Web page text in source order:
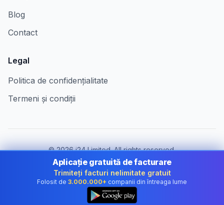
Blog
Contact
Legal
Politica de confidențialitate
Termeni și condiții
©2026i24 Limited. All rights reserved.
Pentru companii în Romania
Schimbă țara:
Romania
Aplicație gratuită de facturare
Trimiteți facturi nelimitate gratuit
Folosit de 3.000.000+ companii din întreaga lume